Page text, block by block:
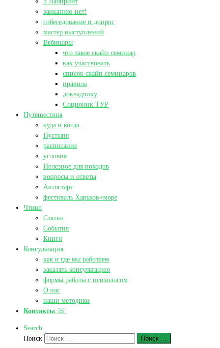
заиканию-нет!
собеседование и допрос
мастер выступлений
Вебинары
что такое скайп семинар
как участвовать
список скайп семинаров
правила
докладчику
Соционик ТУР
Путешествия
куда и когда
Пустыня
расписание
условия
Полезное для походов
вопросы и ответы
Автостарт
фестиваль Харьков+море
Чтиво
Статьи
События
Книги
Консультация
как и где мы работаем
заказать консультацию
формы работы с психологом
О нас
наши методики
Контакты ☏
Search
Поиск
Поиск …